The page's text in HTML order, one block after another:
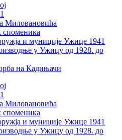
Миловановића
споменика
и муниције Ужице 1941
у Ужицу од 1928. до
на Кадињачи
Миловановића
споменика
и муниције Ужице 1941
у Ужицу од 1928. до